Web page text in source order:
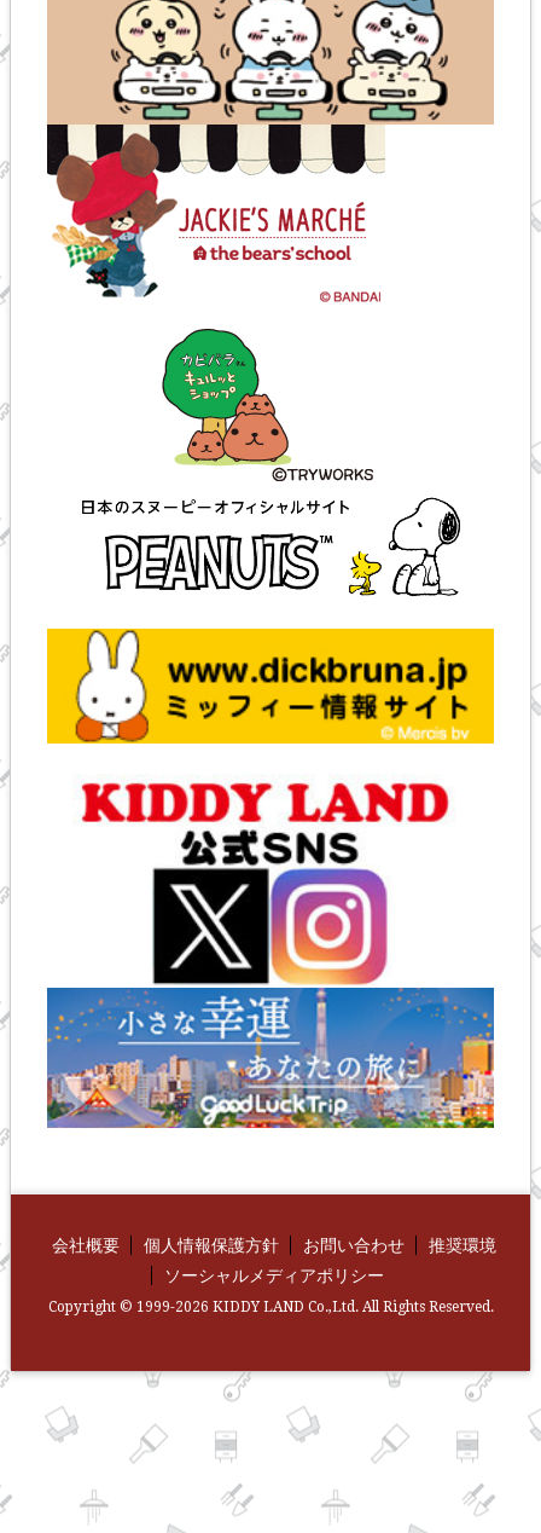
会社概要 個人情報保護方針 お問い合わせ
推奨環境
ソーシャルメディアポリシー
Copyright © 1999-2026 KIDDY LAND Co.,Ltd. All Rights Reserved.